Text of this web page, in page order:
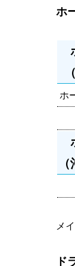
ホ
ホ
メ
ド